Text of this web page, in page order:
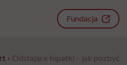
Fundacja
› Odstające łopatki – jak pozbyć